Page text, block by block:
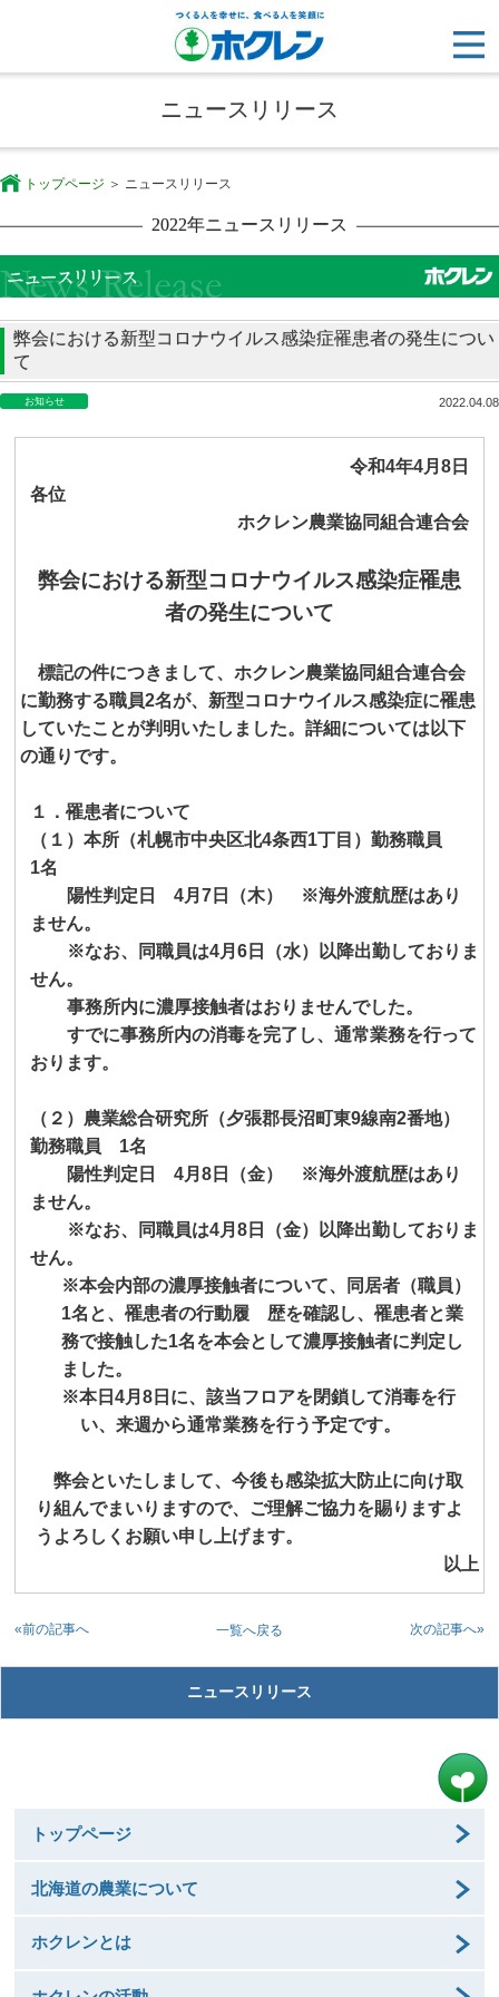
ニュースリリース
トップページ ニュースリリース
2022年ニュースリリース
弊会における新型コロナウイルス感染症罹患者の発生につい
て
お知らせ 2022.04.08
令和4年4月 8日
各位
ホクレン農業協同組合連合会
弊会における新型コロナウイルス感染症罹患
者の発生について
標記の件につきまして、ホクレン農業協同組合連合会
に勤務する職員2名が、新型コロナウイルス感染症に罹患
していたことが判明いたしました。詳細については以下
の通りです。
１．罹患者について
（１）本所（札幌市中央区北4条西1丁目）勤務職員
1名
陽性判定日 4月 7日（木） ※海外渡航歴はあり
ません。
※なお、同職員は4月 6日（水）以降出勤しておりま
せん。
事務所内に濃厚接触者はおりませんでした。
すでに事務所内の消毒を完了し、通常業務を行って
おります。
（２）農業総合研究所（夕張郡長沼町東9線南2番地）
勤務職員 1名
陽性判定日 4月 8日（金） ※海外渡航歴はあり
ません。
※なお、同職員は4月 8日（金）以降出勤しておりま
せん。
※本会内部の濃厚接触者について、同居者（職員）
1名と、罹患者の行動履 歴を確認し、罹患者と業
務で接触した1名を本会として濃厚接触者に判定し
ました。
※本日4月8 日に、該当フロアを閉鎖して消毒を行
い、来週から通常業務を行う予定です。
弊会といたしまして、今後も感染拡大防止に向け取
り組んでまいりますので、ご理解ご協力を賜りますよ
うよろしくお願い申し上げます。
以上
一覧へ戻る
«前の記事へ 次の記事へ»
ニュースリリース
トップページ
北海道の農業について
ホクレンとは